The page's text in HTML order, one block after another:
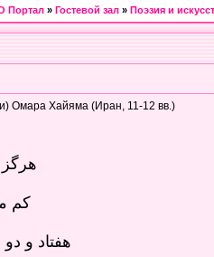
Портал » Гостевой зал » Поэзия и
Омара Хайяма (Иран, 11-12 вв.)
کم
هفتاد و